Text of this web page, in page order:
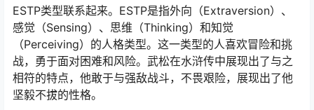
ESTP类型联系起来。ESTP是指外向（Extraversion）、
感觉（Sensing）、思维（Thinking）和知觉
（Perceiving）的人格类型。这一类型的人喜欢冒险和挑
战，勇于面对困难和风险。武松在水浒传中展现出了与之
相符的特点，他敢于与强敌战斗，不畏艰险，展现出了他
坚毅不拔的性格。